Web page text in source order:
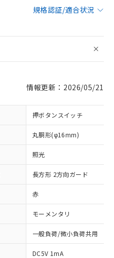
規格認証/適合状況
情報更新：2026/05/21
押ボタンスイッチ
丸胴形(φ16mm)
照光
長方形 2方向ガード
赤
モーメンタリ
一般負荷/微小負荷共用
DC5V 1mA